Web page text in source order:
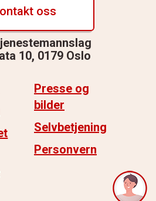
oss
10, 0179 Oslo
Presse og
bilder
Selvbetjening
Personvern